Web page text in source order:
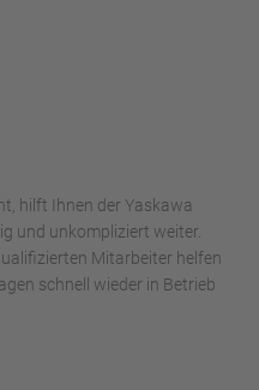
hilft Ihnen der Yaskawa
und unkompliziert weiter.
Mitarbeiter helfen
schnell wieder in Betrieb